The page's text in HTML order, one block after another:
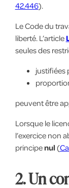
42.446).
Le Code du
liberté. L’article
seules des
justifiées
peuvent être
Lorsque le
l’exercice non
principenul(
2. Un